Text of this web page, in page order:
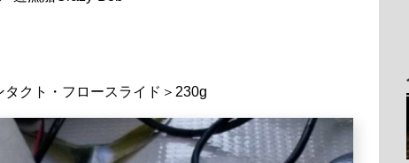
クト・フロースライド＞230g